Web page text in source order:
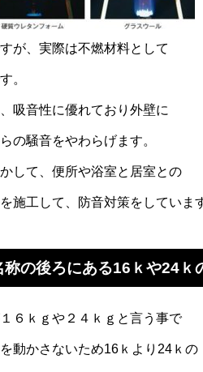
が、実際は不燃材料として
。
吸音性に優れており外壁に
の騒音をやわらげます。
して、便所や浴室と居室との
施工して、防音対策をしていま
の後ろにある16ｋや24ｋ
６ｋｇや２４ｋｇと言う事で
動かさないため16ｋより24ｋの